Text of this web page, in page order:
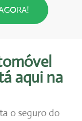
aqui na
o seguro do